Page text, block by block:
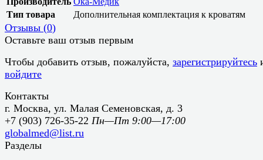
Тип товара
Дополнительная комплектация к кроватям
Отзывы (0)
Оставьте ваш отзыв первым
Чтобы добавить отзыв, пожалуйста, зарегистрируйтесь
войдите
Контакты
г. Москва, ул. Малая Семеновская, д. 3
+7 (903) 726-35-22 Пн—Пт 9:00—17:00
globalmed@list.ru
Разделы